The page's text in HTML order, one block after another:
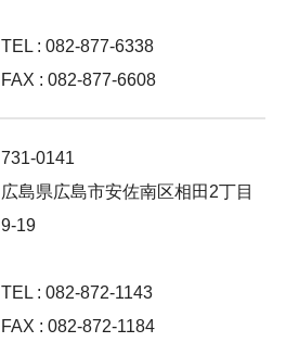
TEL : 082-877-6338
FAX : 082-877-6608
731-0141
広島県広島市安佐南区相田2丁目
9-19
TEL : 082-872-1143
FAX : 082-872-1184